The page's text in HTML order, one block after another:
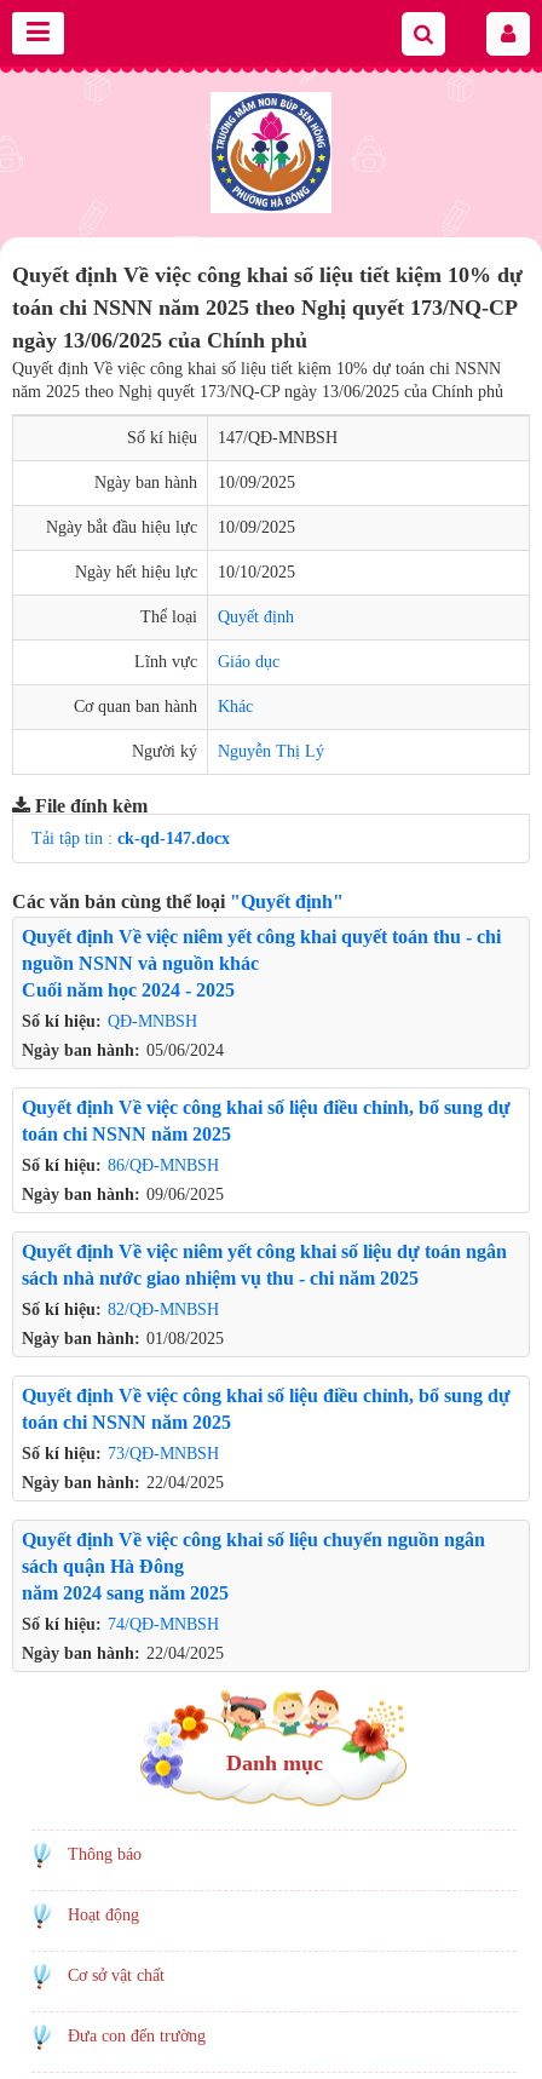
Quyết định Về việc công khai số liệu tiết kiệm 10% dự
toán chi NSNN năm 2025 theo Nghị quyết 173/NQ-CP
ngày 13/06/2025 của Chính phủ
Quyết định Về việc công khai số liệu tiết kiệm 10% dự toán chi NSNN
năm 2025 theo Nghị quyết 173/NQ-CP ngày 13/06/2025 của Chính phủ
Số kí hiệu 147/QĐ-MNBSH
Ngày ban hành 10/09/2025
Ngày bắt đầu hiệu lực 10/09/2025
Ngày hết hiệu lực 10/10/2025
Thể loại Quyết định
Lĩnh vực Giáo dục
Cơ quan ban hành Khác
Người ký Nguyễn Thị Lý
File đính kèm
Tải tập tin : ck-qd-147.docx
Các văn bản cùng thể loại "Quyết định"
Số kí hiệu: QĐ-MNBSH
Ngày ban hành: 05/06/2024
Quyết định Về việc niêm yết công khai quyết toán thu - chi
nguồn NSNN và nguồn khác
Cuối năm học 2024 - 2025
Số kí hiệu: 86/QĐ-MNBSH
Ngày ban hành: 09/06/2025
Quyết định Về việc công khai số liệu điều chỉnh, bổ sung dự
toán chi NSNN năm 2025
Số kí hiệu: 82/QĐ-MNBSH
Ngày ban hành: 01/08/2025
Quyết định Về việc niêm yết công khai số liệu dự toán ngân
sách nhà nước giao nhiệm vụ thu - chi năm 2025
Số kí hiệu: 73/QĐ-MNBSH
Ngày ban hành: 22/04/2025
Quyết định Về việc công khai số liệu điều chỉnh, bổ sung dự
toán chi NSNN năm 2025
Số kí hiệu: 74/QĐ-MNBSH
Ngày ban hành: 22/04/2025
Quyết định Về việc công khai số liệu chuyển nguồn ngân
sách quận Hà Đông
năm 2024 sang năm 2025
Danh mục
Thông báo
Hoạt động
Cơ sở vật chất
Đưa con đến trường